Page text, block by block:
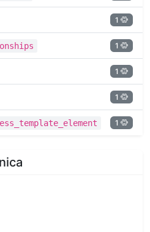
1
1
1
1
1